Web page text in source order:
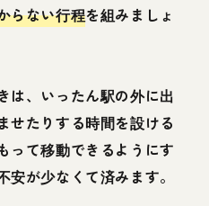
らない行程を組みましょ
は、いったん駅の外に出
せたりする時間を設ける
って移動できるようにす
が少なくて済みます。